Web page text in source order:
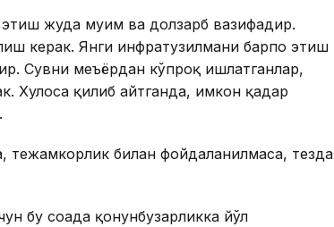
жуда муҳим ва долзарб вазифадир.
керак. Янги инфратузилмани барпо этиш
Сувни меъёрдан кўпроқ ишлатганлар,
Хулоса қилиб айтганда, имкон қадар
тежамкорлик билан фойдаланилмаса, тезда
бу соҳада қонунбузарликка йўл